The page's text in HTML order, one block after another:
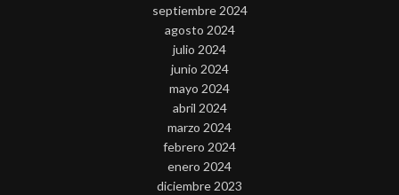
septiembre 2024
agosto 2024
julio 2024
junio 2024
mayo 2024
abril 2024
marzo 2024
febrero 2024
enero 2024
diciembre 2023